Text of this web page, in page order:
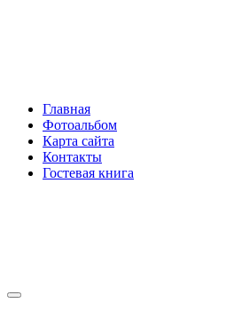
Главная
Фотоальбом
Карта сайта
Контакты
Гостевая книга